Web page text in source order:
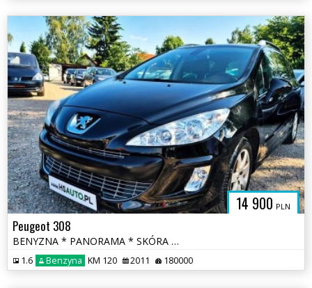
14 900 PLN
Peugeot 308
BENYZNA * PANORAMA * SKÓRA * nawigacja * niski przebieg * OKAZJA
1.6 Benzyna KM 120 2011 180000